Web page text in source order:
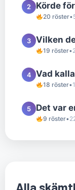
2 Körde
20 röster•
3 Vilken
19 röster•
4 Vad
18 röster•
5 Det var
9 röster•